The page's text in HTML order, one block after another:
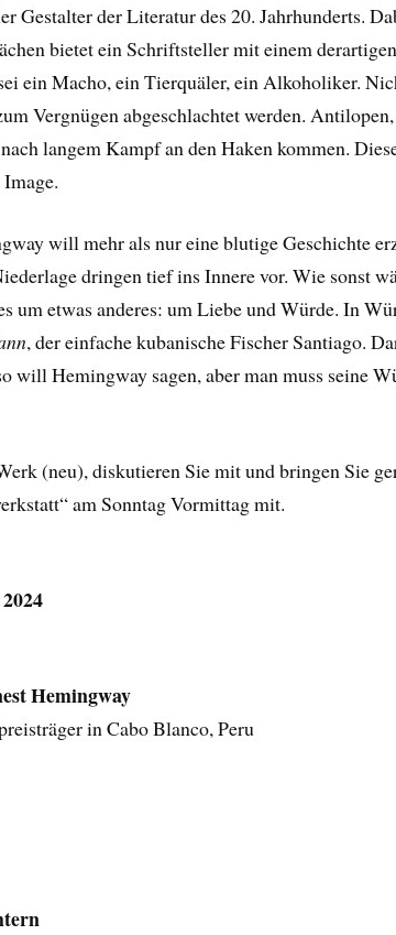
Gestalter der Literatur des 20. Jahrhunderts.
bietet ein Schriftsteller mit einem
ein Macho, ein Tierquäler, ein Alkoholiker.
Vergnügen abgeschlachtet werden.
langem Kampf an den Haken kommen.
will mehr als nur eine blutige Geschichte
dringen tief ins Innere vor. Wie sonst
um etwas anderes: um Liebe und Würde. In
, der einfache kubanische Fischer Santiago.
will Hemingway sagen, aber man muss seine
(neu), diskutieren Sie mit und bringen Sie
am Sonntag Vormittag mit.
Hemingway
in Cabo Blanco, Peru